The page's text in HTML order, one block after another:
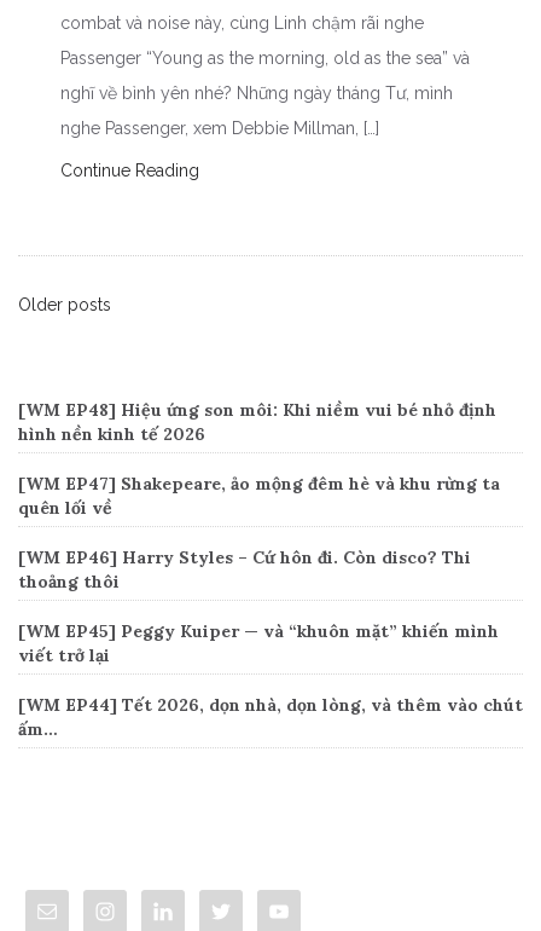
combat và noise này, cùng Linh chậm rãi nghe
Passenger “Young as the morning, old as the sea” và
nghĩ về bình yên nhé? Những ngày tháng Tư, mình
nghe Passenger, xem Debbie Millman, […]
Continue Reading
Posts
Older posts
[WM EP48] Hiệu ứng son môi: Khi niềm vui bé nhỏ định
hình nền kinh tế 2026
[WM EP47] Shakepeare, ảo mộng đêm hè và khu rừng ta
quên lối về
[WM EP46] Harry Styles – Cứ hôn đi. Còn disco? Thi
thoảng thôi
[WM EP45] Peggy Kuiper — và “khuôn mặt” khiến mình
viết trở lại
[WM EP44] Tết 2026, dọn nhà, dọn lòng, và thêm vào chút
ấm…